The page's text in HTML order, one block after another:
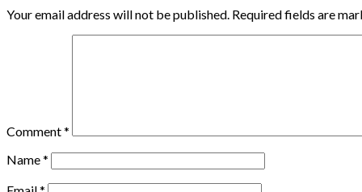
Your email address will not be published. Required fields are
Comment*
Name*